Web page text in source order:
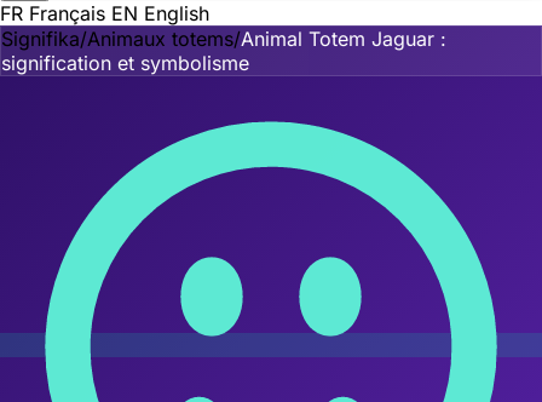
FR Français EN English
Signifika/Animaux totems/Animal Totem Jaguar :
signification et symbolisme